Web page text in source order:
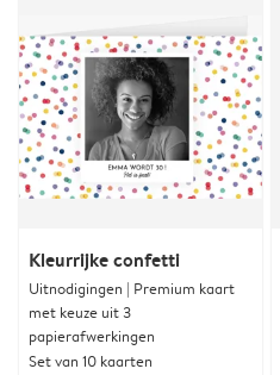
Kleurrijke confetti
Uitnodigingen | Premium kaart
met keuze uit 3
papierafwerkingen
Set van 10 kaarten